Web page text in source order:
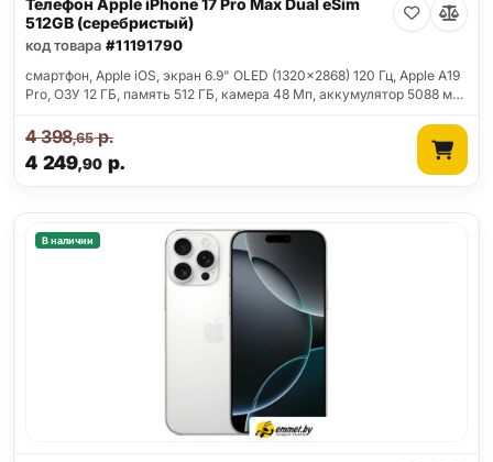
Телефон Apple iPhone 17 Pro Max Dual eSim
512GB (серебристый)
код товара #11191790
смартфон, Apple iOS, экран 6.9" OLED (1320x2868) 120 Гц, Apple A19
Pro, ОЗУ 12 ГБ, память 512 ГБ, камера 48 Мп, аккумулятор 5088 м…
4 249,90 р.
4 398,65р.
В наличии